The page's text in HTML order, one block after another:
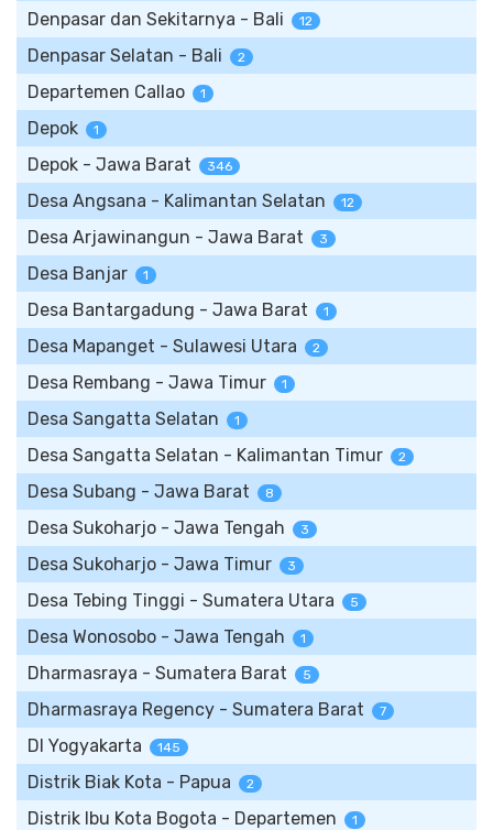
Denpasar dan Sekitarnya - Bali 12
Denpasar Selatan - Bali 2
Departemen Callao 1
Depok 1
Depok - Jawa Barat 346
Desa Angsana - Kalimantan Selatan 12
Desa Arjawinangun - Jawa Barat 3
Desa Banjar 1
Desa Bantargadung - Jawa Barat 1
Desa Mapanget - Sulawesi Utara 2
Desa Rembang - Jawa Timur 1
Desa Sangatta Selatan 1
Desa Sangatta Selatan - Kalimantan Timur 2
Desa Subang - Jawa Barat 8
Desa Sukoharjo - Jawa Tengah 3
Desa Sukoharjo - Jawa Timur 3
Desa Tebing Tinggi - Sumatera Utara 5
Desa Wonosobo - Jawa Tengah 1
Dharmasraya - Sumatera Barat 5
Dharmasraya Regency - Sumatera Barat 7
DI Yogyakarta 145
Distrik Biak Kota - Papua 2
Distrik Ibu Kota Bogota - Departemen 1